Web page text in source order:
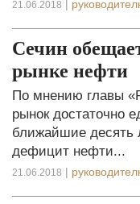
21.06.2018 |
Сечин
рынке нефти
По мнению главы
рынок достаточно
ближайшие десять
дефицит нефти...
21.06.2018 |